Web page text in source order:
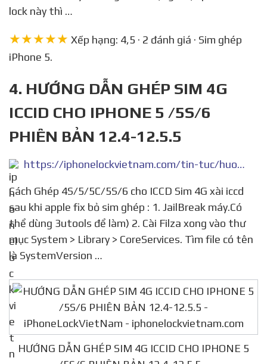
lock này thì …
★★★★★ Xếp hạng: 4,5 · 2 đánh giá · Sim ghép
iPhone 5.
4. HƯỚNG DẪN GHÉP SIM 4G
ICCID CHO IPHONE 5 /5S/6
PHIÊN BẢN 12.4-12.5.5
https://iphonelockvietnam.com/tin-tuc/huong-dan-ghep-sim-4g-iccid-cho-iphone-5-5s-6-phien-ban-12-4-12-4-5/
Cách Ghép 4S/5/5C/5S/6 cho ICCD Sim 4G xài iccd
sau khi apple fix bỏ sim ghép : 1. JailBreak máy.Có
thể dùng 3utools để làm) 2. Cài Filza xong vào thư
mục System > Library > CoreServices. Tìm file có tên
là SystemVersion …
HƯỚNG DẪN GHÉP SIM 4G ICCID CHO IPHONE 5